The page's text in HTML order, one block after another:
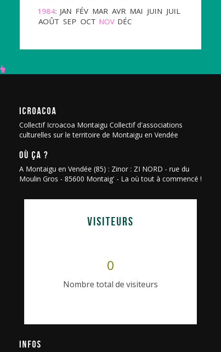
1984: JAN FÉV MAR AVR MAI JUIN JUIL
AOÛT SEP OCT NOV DÉC
ICROACOA
Collectif Icroacoa Montaigu Collectif d'associations
culturelles sur le territoire de Montaigu en Vendée
OÙ ÇA ?
A Montaigu en Vendée (85) : Zinor : ZI NORD - rue du
Moulin Gros - 85600 Montaig' - La où tout à commencé !
VISITEURS
0
Nombre total de visiteurs
INFOS